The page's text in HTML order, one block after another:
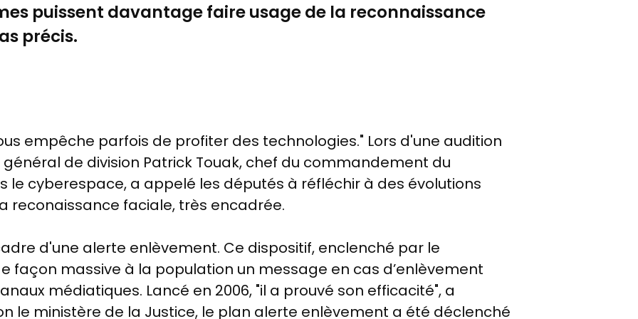
puissent davantage faire usage de la reconnaissance
précis.
empêche parfois de profiter des technologies." Lors d'une audition
de division Patrick Touak, chef du commandement du
le cyberespace, a appelé les députés à réfléchir à des évolutions
reconaissance faciale, très encadrée.
d'une alerte enlèvement. Ce dispositif, enclenché par le
façon massive à la population un message en cas d’enlèvement
médiatiques. Lancé en 2006, "il a prouvé son efficacité", a
le ministère de la Justice, le plan alerte enlèvement a été déclenché